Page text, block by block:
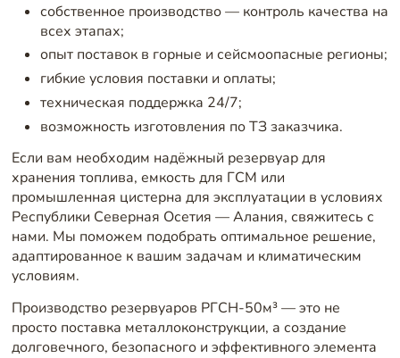
собственное производство — контроль качества на
всех этапах;
опыт поставок в горные и сейсмоопасные регионы;
гибкие условия поставки и оплаты;
техническая поддержка 24/7;
возможность изготовления по ТЗ заказчика.
Если вам необходим надёжный резервуар для
хранения топлива, емкость для ГСМ или
промышленная цистерна для эксплуатации в условиях
Республики Северная Осетия — Алания, свяжитесь с
нами. Мы поможем подобрать оптимальное решение,
адаптированное к вашим задачам и климатическим
условиям.
Производство резервуаров РГСН-50м³ — это не
просто поставка металлоконструкции, а создание
долговечного, безопасного и эффективного элемента